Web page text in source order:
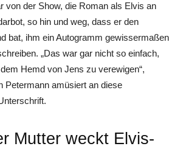
von der Show, die Roman als Elvis an
so hin und weg, dass er den
bat, ihm ein Autogramm gewissermaßen
„Das war gar nicht so einfach,
Hemd von Jens zu verewigen“,
Petermann amüsiert an diese
Mutter weckt Elvis-